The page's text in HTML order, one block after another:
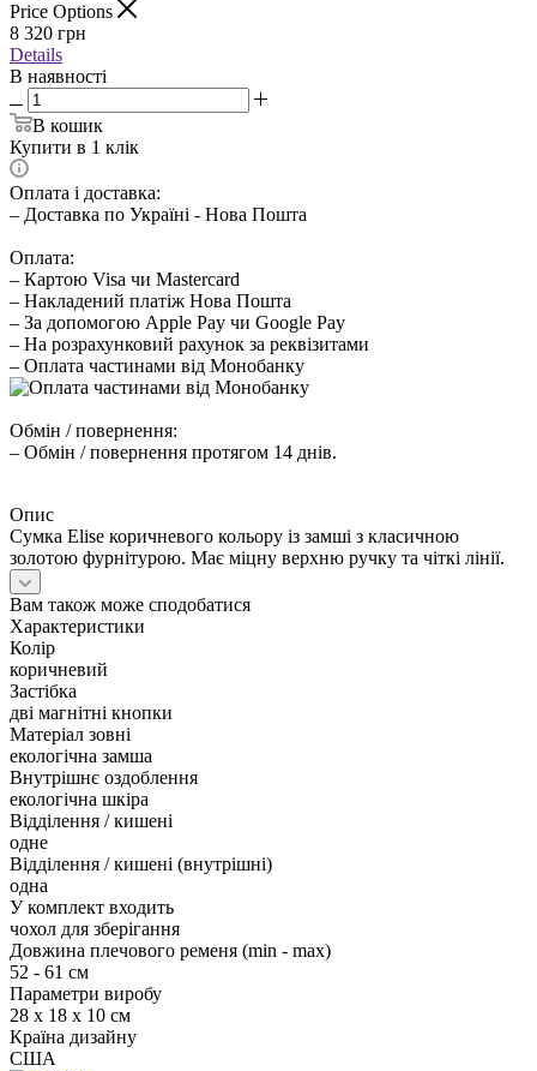
Price Options
8 320 грн
Details
В наявності
В кошик
Купити в 1 клік
Оплата і доставка:
– Доставка по Україні - Нова Пошта
Оплата:
– Картою Visa чи Mastercard
– Накладений платіж Нова Пошта
– За допомогою Apple Pay чи Google Pay
– На розрахунковий рахунок за реквізитами
– Оплата частинами від Монобанку
Обмін / повернення:
– Обмін / повернення протягом 14 днів.
Опис
Сумка Elise коричневого кольору із замші з класичною
золотою фурнітурою. Має міцну верхню ручку та чіткі лінії.
Вам також може сподобатися
Характеристики
Колір
коричневий
Застібка
дві магнітні кнопки
Матеріал зовні
екологічна замша
Внутрішнє оздоблення
екологічна шкіра
Відділення / кишені
одне
Відділення / кишені (внутрішні)
одна
У комплект входить
чохол для зберігання
Довжина плечового ременя (min - max)
52 - 61 см
Параметри виробу
28 x 18 x 10 см
Країна дизайну
США